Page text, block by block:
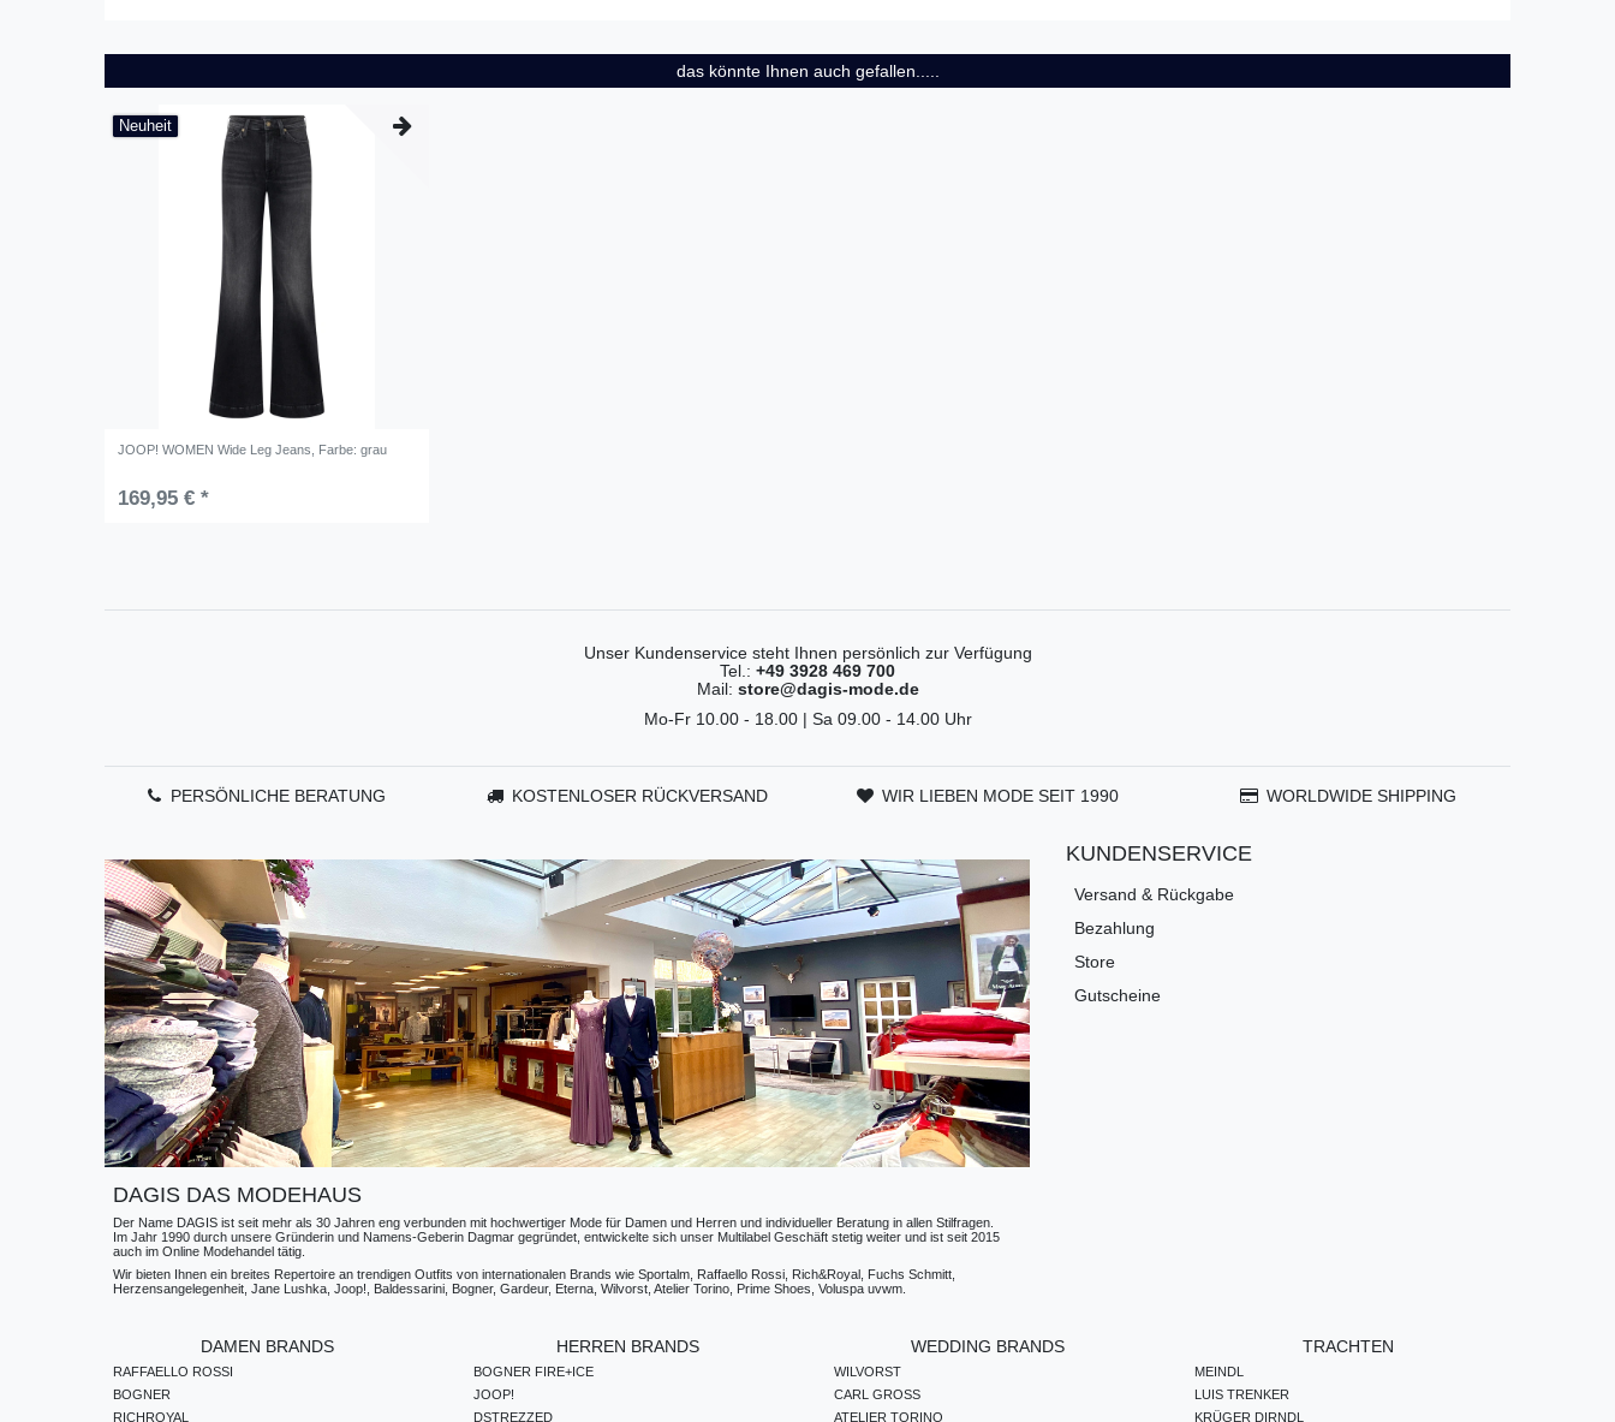
das könnte Ihnen auch gefallen.....
Neuheit
JOOP! WOMEN Wide Leg Jeans, Farbe: grau
169,95 € *
Unser Kundenservice steht Ihnen persönlich zur Verfügung
Tel.: +49 3928 469 700
Mail: store@dagis-mode.de
Mo-Fr 10.00 - 18.00 | Sa 09.00 - 14.00 Uhr
PERSÖNLICHE BERATUNG KOSTENLOSER RÜCKVERSAND WIR LIEBEN MODE SEIT 1990 WORLDWIDE SHIPPING
DAGIS DAS MODEHAUS
Der Name DAGIS ist seit mehr als 30 Jahren eng verbunden mit hochwertiger Mode für Damen und Herren und individueller Beratung in allen Stilfragen.
Im Jahr 1990 durch unsere Gründerin und Namens-Geberin Dagmar gegründet, entwickelte sich unser Multilabel Geschäft stetig weiter und ist seit 2015
auch im Online Modehandel tätig.
Wir bieten Ihnen ein breites Repertoire an trendigen Outfits von internationalen Brands wie Sportalm, Raffaello Rossi, Rich&Royal, Fuchs Schmitt,
Herzensangelegenheit, Jane Lushka, Joop!, Baldessarini, Bogner, Gardeur, Eterna, Wilvorst, Atelier Torino, Prime Shoes, Voluspa uvwm.
KUNDENSERVICE
Versand & Rückgabe
Bezahlung
Store
Gutscheine
DAMEN BRANDS
RAFFAELLO ROSSI
BOGNER
RICHROYAL
HERREN BRANDS
BOGNER FIRE+ICE
JOOP!
DSTREZZED
WEDDING BRANDS
WILVORST
CARL GROSS
ATELIER TORINO
TRACHTEN
MEINDL
LUIS TRENKER
KRÜGER DIRNDL